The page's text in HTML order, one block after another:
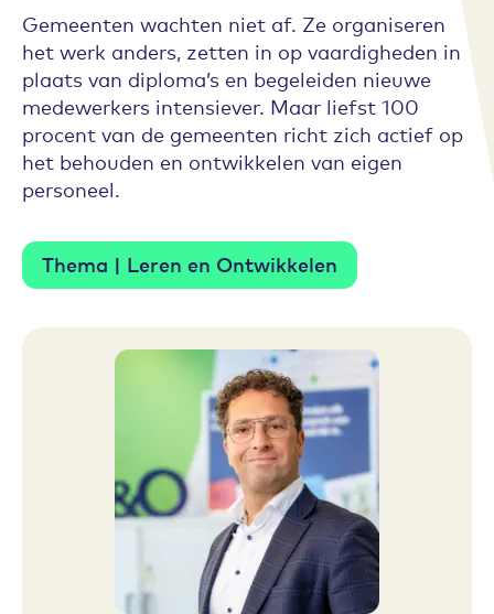
Gemeenten wachten niet af. Ze organiseren
het werk anders, zetten in op vaardigheden in
plaats van diploma’s en begeleiden nieuwe
medewerkers intensiever. Maar liefst 100
procent van de gemeenten richt zich actief op
het behouden en ontwikkelen van eigen
personeel.
Thema | Leren en Ontwikkelen